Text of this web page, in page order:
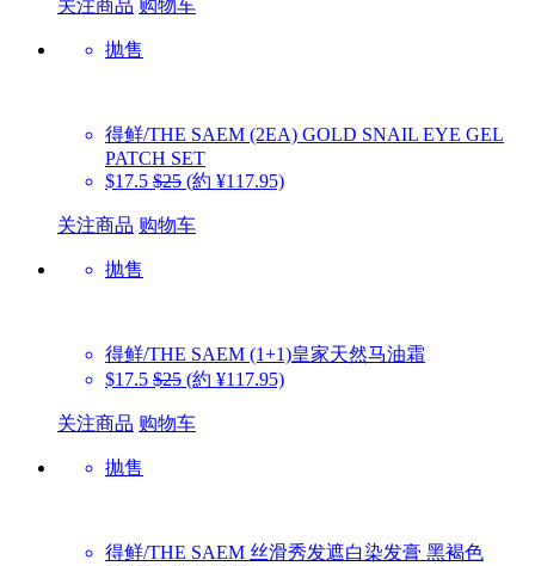
关注商品 购物车
抛售
得鲜/THE SAEM (2EA) GOLD SNAIL EYE GEL
PATCH SET
$17.5 $25 (約 ¥117.95)
关注商品 购物车
抛售
得鲜/THE SAEM (1+1)皇家天然马油霜
$17.5 $25 (約 ¥117.95)
关注商品 购物车
抛售
得鲜/THE SAEM 丝滑秀发遮白染发膏 黑褐色